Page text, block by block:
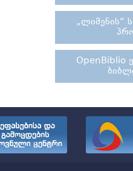
„ლიმენის“
OpenBiblio